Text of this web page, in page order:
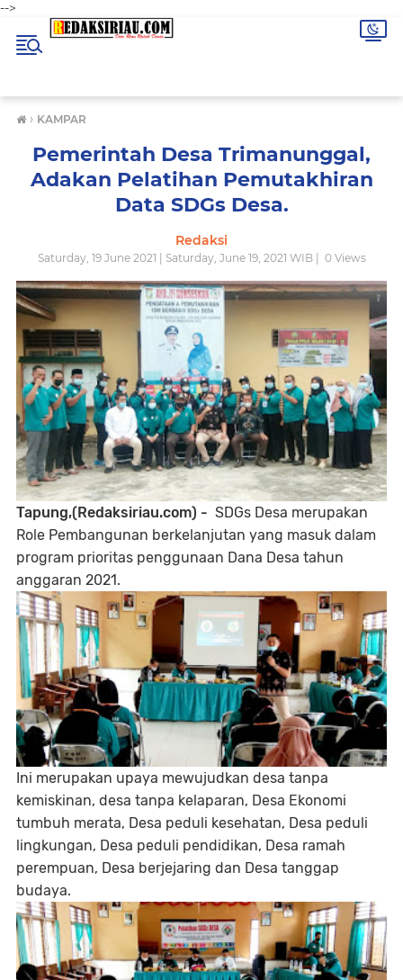
-->
› KAMPAR
Pemerintah Desa Trimanunggal,
Adakan Pelatihan Pemutakhiran
Data SDGs Desa.
Redaksi
Saturday, 19 June 2021 | Saturday, June 19, 2021 WIB | 0Views
Tapung,(Redaksiriau.com) - SDGs Desa merupakan
Role Pembangunan berkelanjutan yang masuk dalam
program prioritas penggunaan Dana Desa tahun
anggaran 2021.
Ini merupakan upaya mewujudkan desa tanpa
kemiskinan, desa tanpa kelaparan, Desa Ekonomi
tumbuh merata, Desa peduli kesehatan, Desa peduli
lingkungan, Desa peduli pendidikan, Desa ramah
perempuan, Desa berjejaring dan Desa tanggap
budaya.